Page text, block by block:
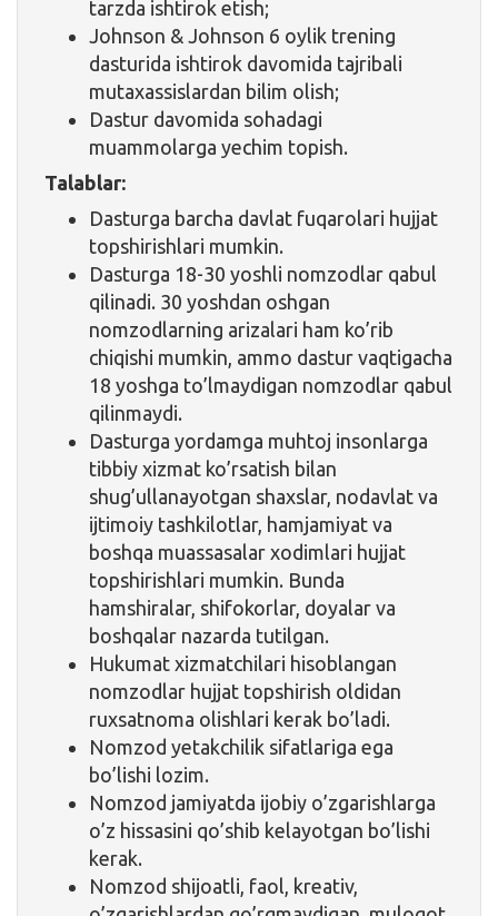
tarzda ishtirok etish;
Johnson & Johnson 6 oylik trening
dasturida ishtirok davomida tajribali
mutaxassislardan bilim olish;
Dastur davomida sohadagi
muammolarga yechim topish.
Talablar:
Dasturga barcha davlat fuqarolari hujjat
topshirishlari mumkin.
Dasturga 18-30 yoshli nomzodlar qabul
qilinadi. 30 yoshdan oshgan
nomzodlarning arizalari ham ko’rib
chiqishi mumkin, ammo dastur vaqtigacha
18 yoshga to’lmaydigan nomzodlar qabul
qilinmaydi.
Dasturga yordamga muhtoj insonlarga
tibbiy xizmat ko’rsatish bilan
shug’ullanayotgan shaxslar, nodavlat va
ijtimoiy tashkilotlar, hamjamiyat va
boshqa muassasalar xodimlari hujjat
topshirishlari mumkin. Bunda
hamshiralar, shifokorlar, doyalar va
boshqalar nazarda tutilgan.
Hukumat xizmatchilari hisoblangan
nomzodlar hujjat topshirish oldidan
ruxsatnoma olishlari kerak bo’ladi.
Nomzod yetakchilik sifatlariga ega
bo’lishi lozim.
Nomzod jamiyatda ijobiy o’zgarishlarga
o’z hissasini qo’shib kelayotgan bo’lishi
kerak.
Nomzod shijoatli, faol, kreativ,